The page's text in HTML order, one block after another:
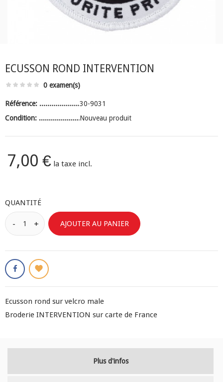
ECUSSON ROND INTERVENTION
0 examen(s)
Référence:
30-9031
Condition:
Nouveau produit
7,00 € la taxe incl.
QUANTITÉ
AJOUTER AU PANIER
Ecusson rond sur velcro male
Broderie INTERVENTION sur carte de France
Plus d'infos